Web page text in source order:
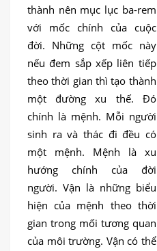
thành nên mục lục ba-rem
với mốc chính của cuộc
đời. Những cột mốc này
nếu đem sắp xếp liên tiếp
theo thời gian thì tạo thành
một đường xu thế. Đó
chính là mệnh. Mỗi người
sinh ra và thác đi đều có
một mệnh. Mệnh là xu
hướng chính của đời
người. Vận là những biểu
hiện của mệnh theo thời
gian trong mối tương quan
của môi trường. Vận có thể